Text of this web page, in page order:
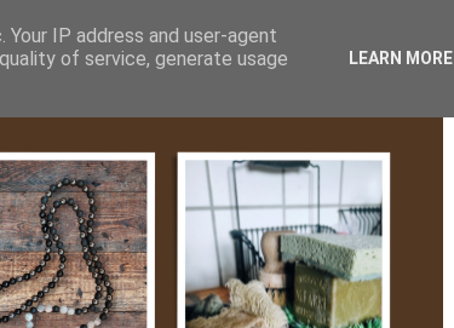
IP address and user-agent
of service, generate usage
LEARN MORE